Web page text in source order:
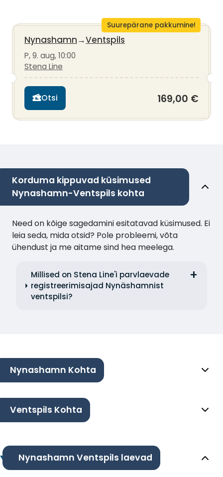
Suurepärane pakkumine!
Nynashamn→Ventspils
P, 9. aug, 10:00
Stena Line
Otsi 169,00 €
Korduma kippuvad küsimused
Nynashamn-Ventspils kohta
Need on kõige sagedamini esitatavad küsimused. Ei
leia seda, mida otsid? Pole probleemi, võta
ühendust ja me aitame sind hea meelega.
Millised on Stena Line'i parvlaevade
registreerimisajad Nynäshamnist
ventspilsi?
Nynashamn Kohta
Ventspils Kohta
Nynashamn Ventspils laevad